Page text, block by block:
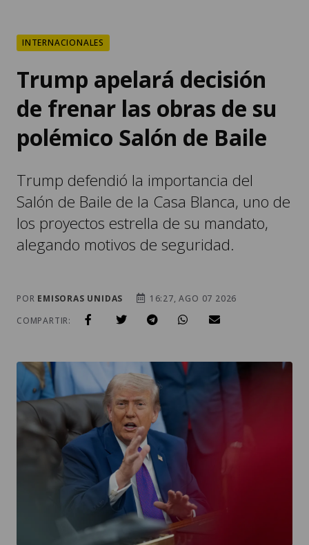
INTERNACIONALES
Trump apelará decisión
de frenar las obras de su
polémico Salón de Baile
Trump defendió la importancia del
Salón de Baile de la Casa Blanca, uno de
los proyectos estrella de su mandato,
alegando motivos de seguridad.
POR EMISORAS UNIDAS
16:27, AGO 07 2026
COMPARTIR: